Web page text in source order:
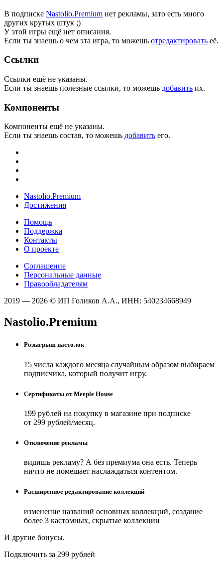
В подписке Nastolio.Premium нет рекламы, зато есть много
других крутых штук ;)
У этой игры ещё нет описания.
Если ты знаешь о чем эта игра, то можешь отредактировать её.
Ссылки
Ссылки ещё не указаны.
Если ты знаешь полезные ссылки, то можешь добавить их.
Компоненты
Компоненты ещё не указаны.
Если ты знаешь состав, то можешь добавить его.
Nastolio.Premium
Достижения
Помощь
Поддержка
Контакты
О проекте
Соглашение
Персональные данные
Правообладателям
2019 — 2026 © ИП Голиков А.А., ИНН: 540234668949
Nastolio.Premium
Розыгрыш настолок
15 числа каждого месяца случайным образом выбираем
подписчика, который получит игру.
Сертификаты от Meeple House
199 рублей на покупку в магазине при подписке
от 299 рублей/месяц.
Отключение рекламы
видишь рекламу? А без премиума она есть. Теперь
ничто не помешает наслаждаться контентом.
Расширенное редактирование коллекций
изменение названий основных коллекций, создание
более 3 кастомных, скрытые коллекции
И другие бонусы.
Подключить за 299 рублей